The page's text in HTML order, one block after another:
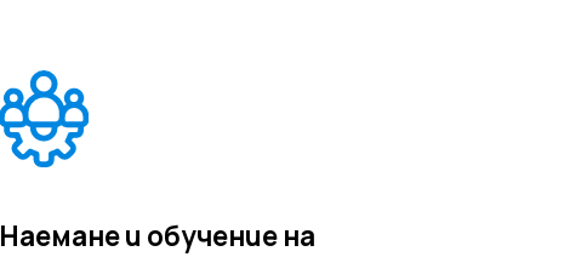
Наемане и обучение на